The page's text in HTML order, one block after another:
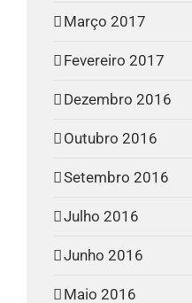
Março 2017
Fevereiro 2017
Dezembro 2016
Outubro 2016
Setembro 2016
Julho 2016
Junho 2016
Maio 2016